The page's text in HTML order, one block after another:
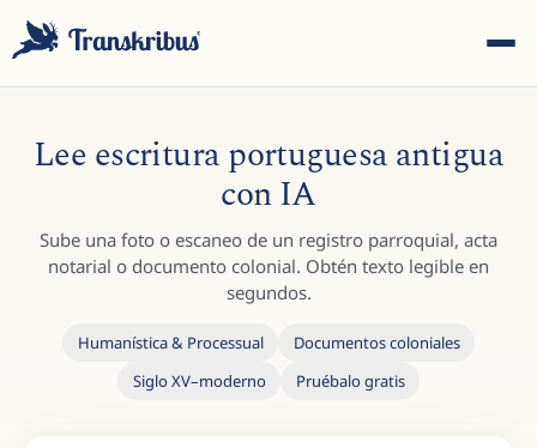
ESC
artículos del blog...
Lee escritura portuguesa antigua
con IA
Sube una foto o escaneo de un registro parroquial, acta
notarial o documento colonial. Obtén texto legible en
segundos.
Humanística & Processual
Documentos coloniales
Siglo XV–moderno
Pruébalo gratis